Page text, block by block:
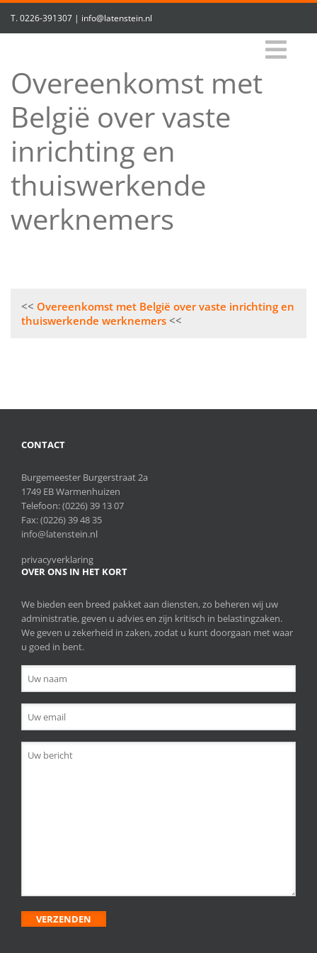
T.0226-391307 | info@latenstein.nl
Overeenkomst met
België over vaste
inrichting en
thuiswerkende
werknemers
Bericht
navigatie
Overeenkomst met België over vaste inrichting en
thuiswerkende werknemers
CONTACT
Burgemeester Burgerstraat 2a
1749 EB Warmenhuizen
Telefoon:(0226) 39 13 07
Fax: (0226) 39 48 35
info@latenstein.nl
privacyverklaring
OVER ONS IN HET KORT
We bieden een breed pakket aan diensten, zo beheren wij uw
administratie, geven u advies en zijn kritisch in belastingzaken.
We geven u zekerheid in zaken, zodat u kunt doorgaan met waar
u goed in bent.